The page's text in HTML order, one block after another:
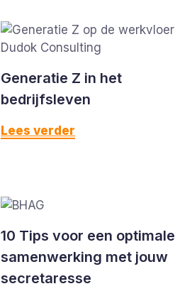
Generatie Z in het
bedrijfsleven
Lees verder
10 Tips voor een optimale
samenwerking met jouw
secretaresse